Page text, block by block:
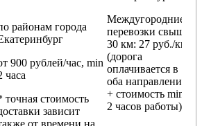
районам города
900 рублей/час, min
часа
точная стоимость
зависит
от времени на
Междугородние
перевозки свыше
30 км: 27 руб./км
(дорога
оплачивается в
оба направления
+ стоимость min
2 часов работы)